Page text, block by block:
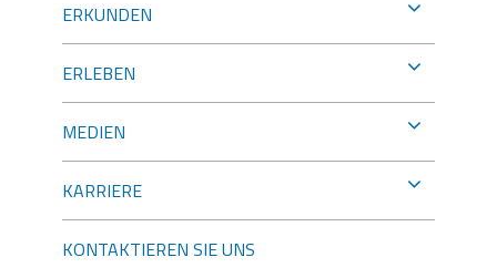
ERKUNDEN
ERLEBEN
MEDIEN
KARRIERE
KONTAKTIEREN SIE UNS